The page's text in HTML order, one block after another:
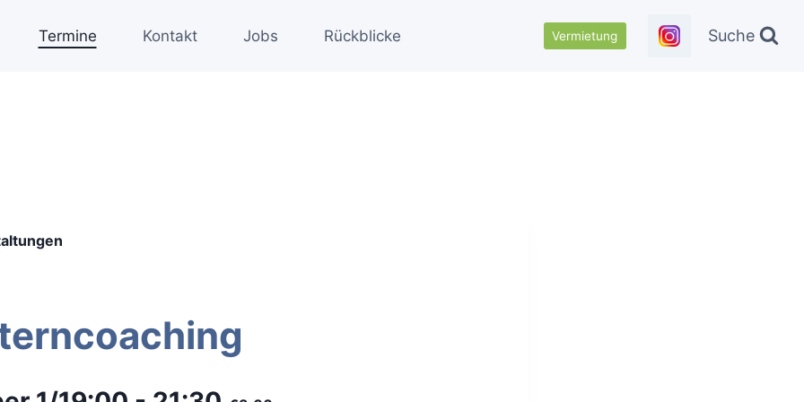
Termine Kontakt Jobs Rückblicke Vermietung Suche